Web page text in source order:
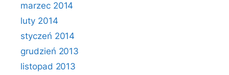
marzec 2014
luty 2014
styczeń 2014
grudzień 2013
listopad 2013